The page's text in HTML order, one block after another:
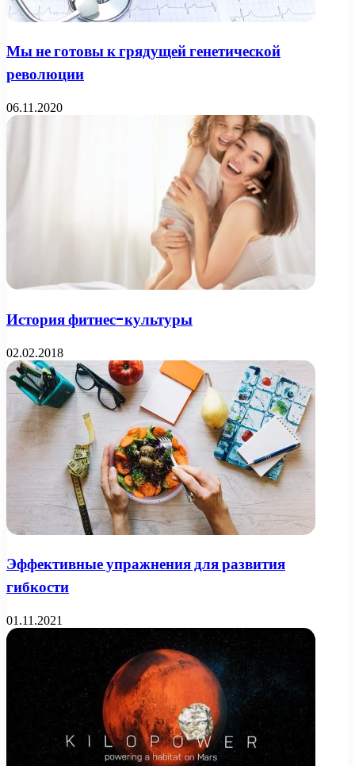
Мы не готовы к грядущей генетической
революции
06.11.2020
История фитнес-культуры
02.02.2018
Эффективные упражнения для развития
гибкости
01.11.2021